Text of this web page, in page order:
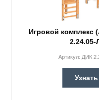
Игровой комплекс
2.24.05-
Артикул: ДИК